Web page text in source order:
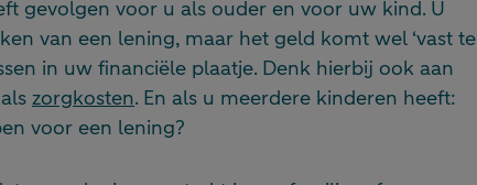
gevolgen voor u als ouder en voor uw kind. U
van een lening, maar het geld komt wel ‘vast te
in uw financiële plaatje. Denk hierbij ook aan
zorgkosten. En als u meerdere kinderen heeft:
voor een lening?